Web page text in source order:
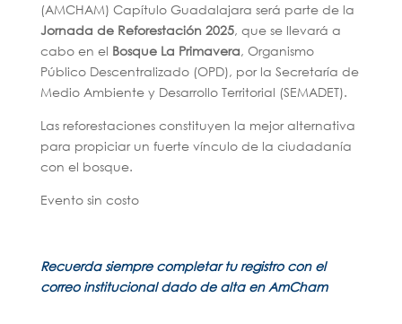
(AMCHAM) Capítulo Guadalajara será parte de la
Jornada de Reforestación 2025, que se llevará a
cabo en el Bosque La Primavera, Organismo
Público Descentralizado (OPD), por la Secretaría de
Medio Ambiente y Desarrollo Territorial (SEMADET).
Las reforestaciones constituyen la mejor alternativa
para propiciar un fuerte vínculo de la ciudadanía
con el bosque.
Evento sin costo
Recuerda siempre completar tu registro con el
correo institucional dado de alta en AmCham